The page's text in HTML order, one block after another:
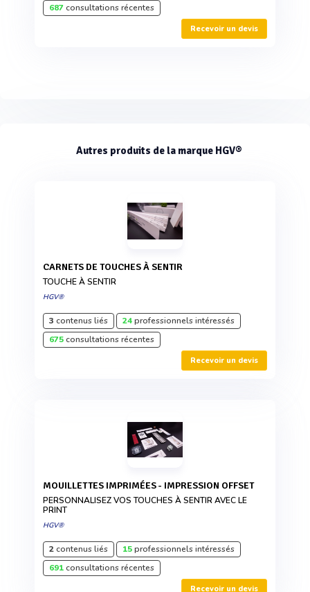
687consultations récentes
Recevoir un devis
Autres produits de la marque HGV®
CARNETS DE TOUCHES À SENTIR
TOUCHE À SENTIR
HGV®
3 contenus liés 24professionnels intéressés
675consultations récentes
Recevoir un devis
MOUILLETTES IMPRIMÉES - IMPRESSION OFFSET
PERSONNALISEZ VOS TOUCHES À SENTIR AVEC LE
PRINT
HGV®
2contenus liés 15professionnels intéressés
691consultations récentes
Recevoir un devis